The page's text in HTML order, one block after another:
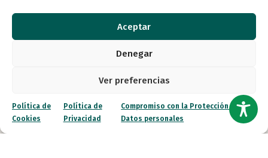
Aceptar
Denegar
Ver preferencias
Política de
Cookies
Política de
Privacidad
Compromiso con la Protección de
Datos personales
Política de Privacidad
Política de Cookies